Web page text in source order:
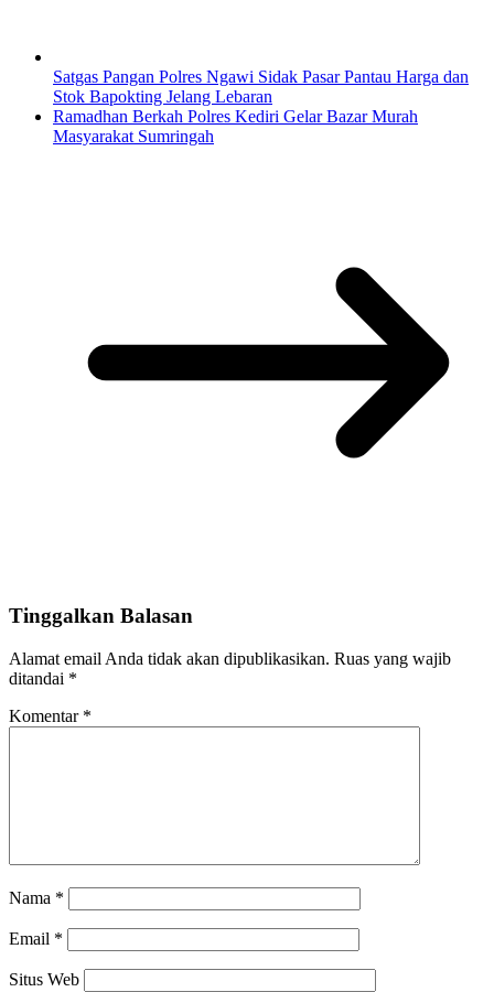
Satgas Pangan Polres Ngawi Sidak Pasar Pantau Harga dan
Stok Bapokting Jelang Lebaran
Ramadhan Berkah Polres Kediri Gelar Bazar Murah
Masyarakat Sumringah
Tinggalkan Balasan
Alamat email Anda tidak akan dipublikasikan. Ruas yang wajib
ditandai *
Komentar *
Nama *
Email *
Situs Web